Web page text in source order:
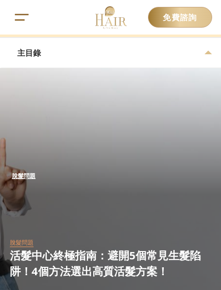
免費諮詢
主目錄
脫髮問題
脫髮問題
活髮中心終極指南：避開5個常見生髮陷
阱！4個方法選出高質活髮方案！